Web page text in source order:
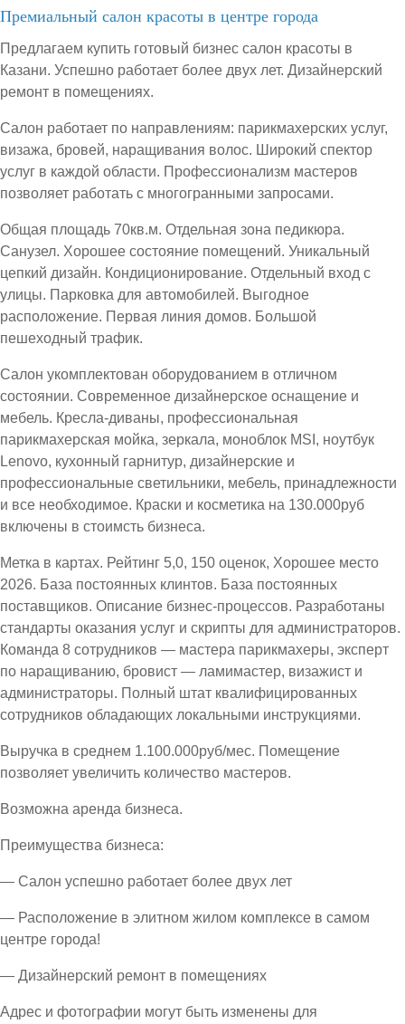
Премиальный салон красоты в центре города
Предлагаем купить готовый бизнес салон красоты в
Казани. Успешно работает более двух лет. Дизайнерский
ремонт в помещениях.
Салон работает по направлениям: парикмахерских услуг,
визажа, бровей, наращивания волос. Широкий спектор
услуг в каждой области. Профессионализм мастеров
позволяет работать с многогранными запросами.
Общая площадь 70кв.м. Отдельная зона педикюра.
Санузел. Хорошее состояние помещений. Уникальный
цепкий дизайн. Кондиционирование. Отдельный вход с
улицы. Парковка для автомобилей. Выгодное
расположение. Первая линия домов. Большой
пешеходный трафик.
Салон укомплектован оборудованием в отличном
состоянии. Современное дизайнерское оснащение и
мебель. Кресла-диваны, профессиональная
парикмахерская мойка, зеркала, моноблок MSI, ноутбук
Lenovo, кухонный гарнитур, дизайнерские и
профессиональные светильники, мебель, принадлежности
и все необходимое. Краски и косметика на 130.000руб
включены в стоимсть бизнеса.
Метка в картах. Рейтинг 5,0, 150 оценок, Хорошее место
2026. База постоянных клинтов. База постоянных
поставщиков. Описание бизнес-процессов. Разработаны
стандарты оказания услуг и скрипты для администраторов.
Команда 8 сотрудников — мастера парикмахеры, эксперт
по наращиванию, бровист — ламимастер, визажист и
администраторы. Полный штат квалифицированных
сотрудников обладающих локальными инструкциями.
Выручка в среднем 1.100.000руб/мес. Помещение
позволяет увеличить количество мастеров.
Возможна аренда бизнеса.
Преимущества бизнеса:
— Салон успешно работает более двух лет
— Расположение в элитном жилом комплексе в самом
центре города!
— Дизайнерский ремонт в помещениях
Адрес и фотографии могут быть изменены для